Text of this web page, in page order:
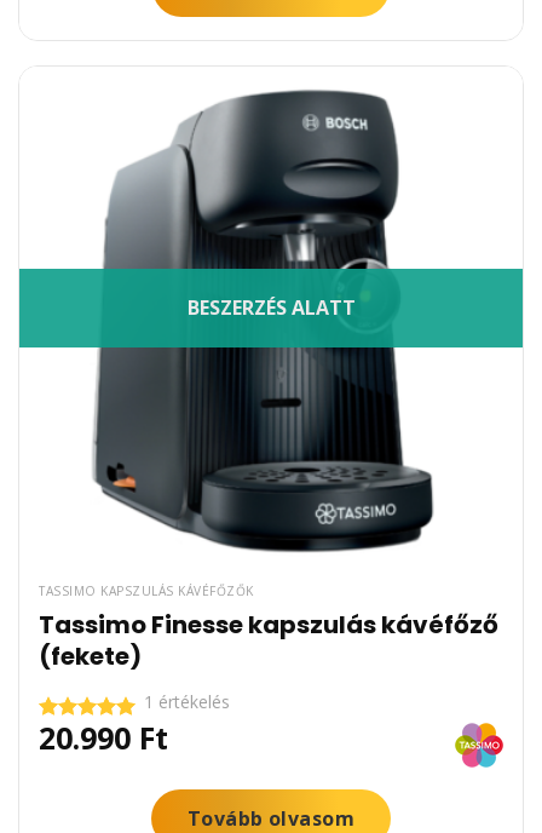
BESZERZÉS ALATT
TASSIMO KAPSZULÁS KÁVÉFŐZŐK
Tassimo Finesse kapszulás kávéfőző
(fekete)
Értékelés:
5.00/ 5
1 értékelés
20.990 Ft
Tovább olvasom